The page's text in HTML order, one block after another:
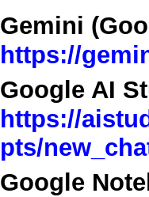
Gemini
https://
Google AI
https://
pts/
Google